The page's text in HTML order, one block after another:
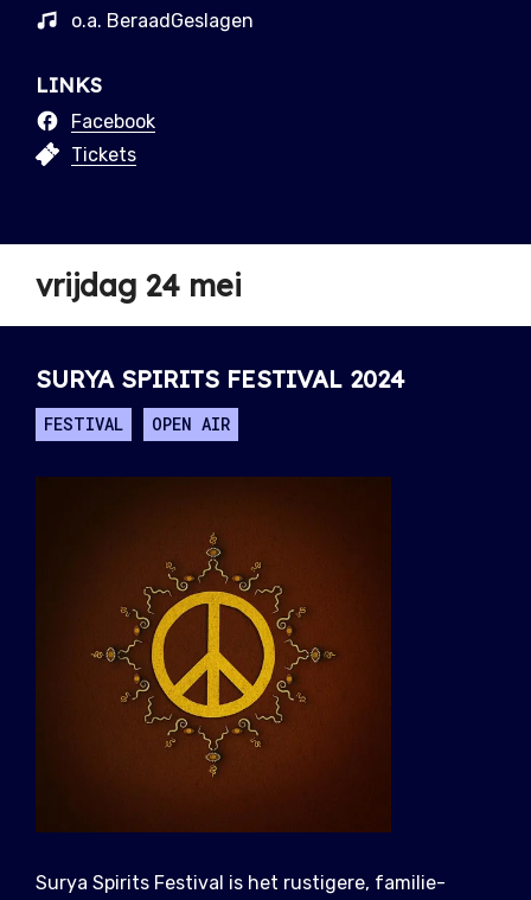
o.a. BeraadGeslagen
LINKS
Facebook
Tickets
vrijdag 24 mei
SURYA SPIRITS FESTIVAL 2024
FESTIVAL OPEN AIR
Surya Spirits Festival is het rustigere, familie-